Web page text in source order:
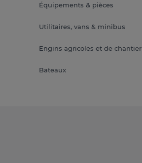
Équipements & pièces
Utilitaires, vans & minibus
Engins agricoles et de chantier
Bateaux